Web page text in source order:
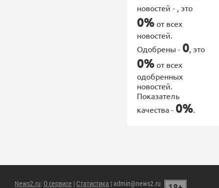
новостей - , это
0% от всех
новостей.
Одобрены - 0, это
0% от всех
одобренных
новостей.
Показатель
качества - 0%.
News2.ru: О сервисе | Статистика | admin@news2.ru